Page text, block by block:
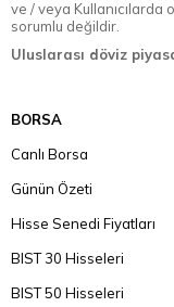
ve / veya
sorumlu değildir.
Uluslarası döviz
BORSA
Canlı Borsa
Günün Özeti
Hisse Senedi Fiyatları
BIST 30 Hisseleri
BIST 50 Hisseleri